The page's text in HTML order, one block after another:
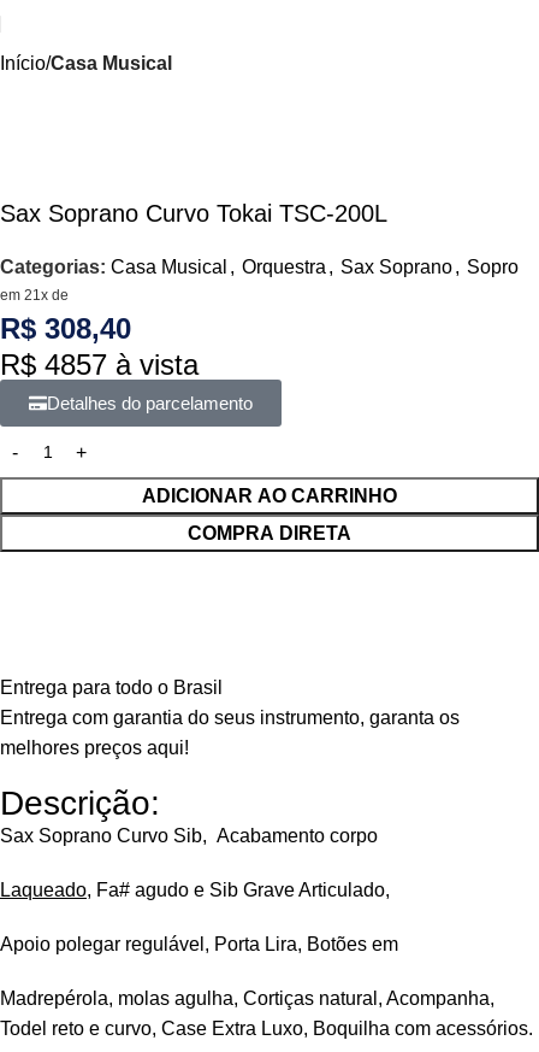
Início Casa Musical
Sax Soprano Curvo Tokai TSC-200L
Categorias: Casa Musical , Orquestra , Sax Soprano, Sopro
em 21x de
R$ 308,40
R$ 4857 à vista
Detalhes do parcelamento
ADICIONAR AO CARRINHO
COMPRA DIRETA
Entrega para todo o Brasil
Entrega com garantia do seus instrumento, garanta os
melhores preços aqui!
Descrição:
Sax Soprano Curvo Sib, Acabamento corpo
Laqueado, Fa# agudo e Sib Grave Articulado,
Apoio polegar regulável, Porta Lira, Botões em
Madrepérola, molas agulha, Cortiças natural, Acompanha,
Todel reto e curvo, Case Extra Luxo, Boquilha com acessórios.